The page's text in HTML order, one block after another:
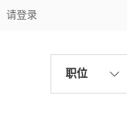
请登录
职位